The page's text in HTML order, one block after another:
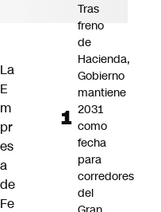
La
E
m
pr
es
a
de
Fe
Tras
freno
de
Hacienda,
Gobierno
mantiene
2031
como
fecha
para
corredores
del